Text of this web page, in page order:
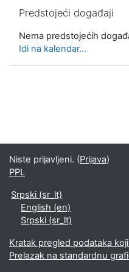
Predstojeći događaji
Nema predstojećih
Idi na kalendar...
Niste prijavljeni. (Prijava)
PPL
Srpski ‎(sr_lt)‎
English ‎(en)‎
Srpski ‎(sr_lt)‎
Kratak pregled podataka
Prelazak na standardnu